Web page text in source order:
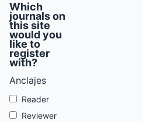
Which
journals on
this site
would you
like to
register
with?
Anclajes
Reader
Reviewer